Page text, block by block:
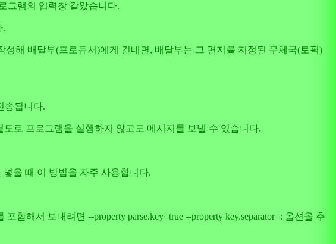
그램의 입력창 같았습니다.
.
해 배달부(프로듀서)에게 건네면, 배달부는 그 편지를 지정된 우체국(토픽)
송됩니다.
로 프로그램을 실행하지 않고도 메시지를 보낼 수 있습니다.
을 때 이 방법을 자주 사용합니다.
해서 보내려면 --property parse.key=true --property key.separator=: 옵션을 추